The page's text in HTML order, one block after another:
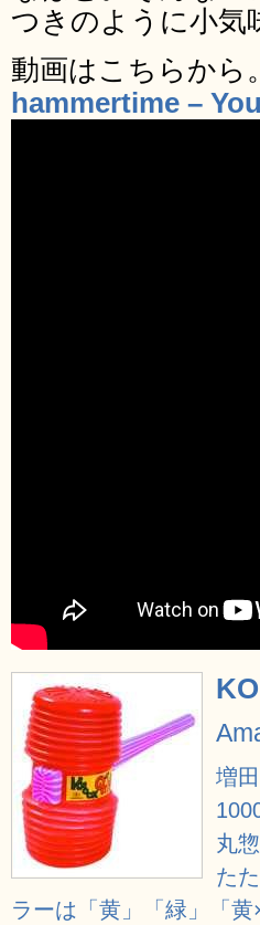
つきのように小気
動画はこちらから。
hammertime –
増
丸
た
ラーは「黄」「緑」「